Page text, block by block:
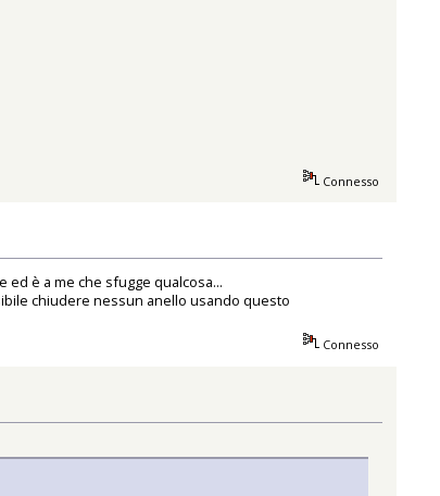
Connesso
è a me che sfugge qualcosa...
chiudere nessun anello usando questo
Connesso